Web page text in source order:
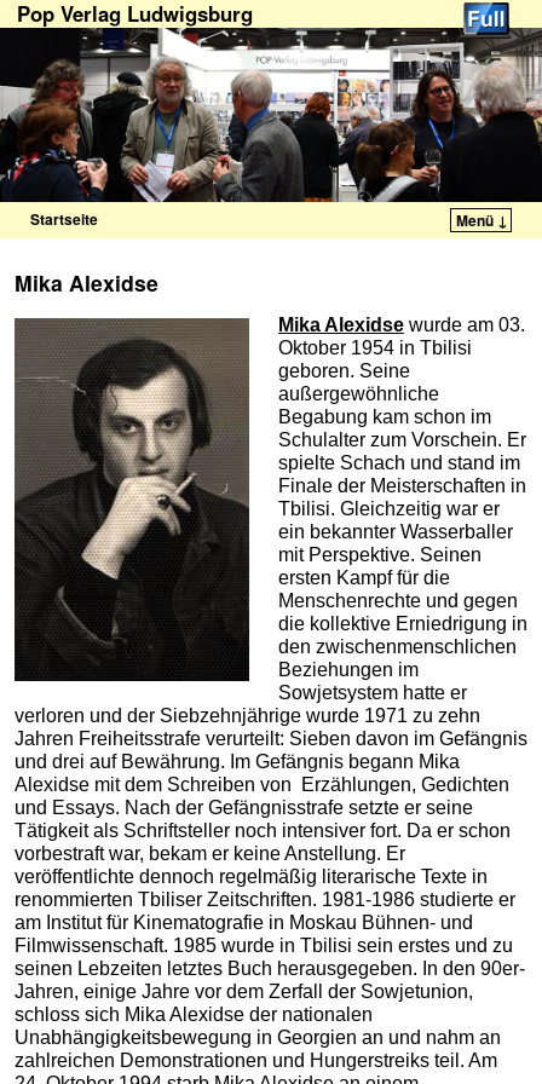
Pop Verlag Ludwigsburg
Startseite Menü ↓
Mika Alexidse
Mika Alexidse wurde am 03.
Oktober 1954 in Tbilisi
geboren. Seine
außergewöhnliche
Begabung kam schon im
Schulalter zum Vorschein. Er
spielte Schach und stand im
Finale der Meisterschaften in
Tbilisi. Gleichzeitig war er
ein bekannter Wasserballer
mit Perspektive. Seinen
ersten Kampf für die
Menschenrechte und gegen
die kollektive Erniedrigung in
den zwischenmenschlichen
Beziehungen im
Sowjetsystem hatte er
verloren und der Siebzehnjährige wurde 1971 zu zehn
Jahren Freiheitsstrafe verurteilt: Sieben davon im Gefängnis
und drei auf Bewährung. Im Gefängnis begann Mika
Alexidse mit dem Schreiben von Erzählungen, Gedichten
und Essays. Nach der Gefängnisstrafe setzte er seine
Tätigkeit als Schriftsteller noch intensiver fort. Da er schon
vorbestraft war, bekam er keine Anstellung. Er
veröffentlichte dennoch regelmäßig literarische Texte in
renommierten Tbiliser Zeitschriften. 1981-1986 studierte er
am Institut für Kinematografie in Moskau Bühnen- und
Filmwissenschaft. 1985 wurde in Tbilisi sein erstes und zu
seinen Lebzeiten letztes Buch herausgegeben. In den 90er-
Jahren, einige Jahre vor dem Zerfall der Sowjetunion,
schloss sich Mika Alexidse der nationalen
Unabhängigkeitsbewegung in Georgien an und nahm an
zahlreichen Demonstrationen und Hungerstreiks teil. Am